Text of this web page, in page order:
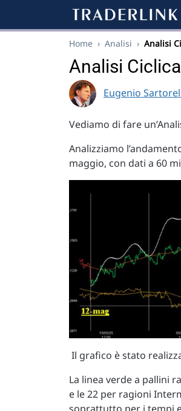
Home › Analisi › Analisi
Analisi
Eugenio
Vediamo di fare
Analizziamo
maggio, con dati a 60
Il grafico è stato
La linea verde a pallini
e le 22 per ragioni